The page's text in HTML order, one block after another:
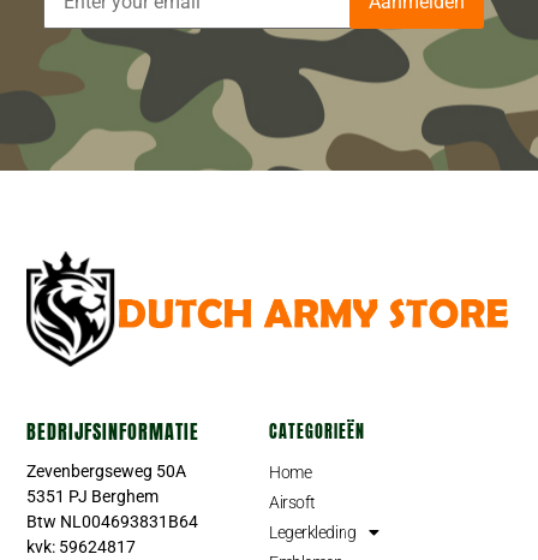
Externe onderdelen
Gereedschappen
BEDRIJFSINFORMATIE
Zevenbergseweg 50A
5351 PJ Berghem
Btw NL004693831B64
kvk: 59624817
CATEGORIEËN
Home
Airsoft
Legerkleding